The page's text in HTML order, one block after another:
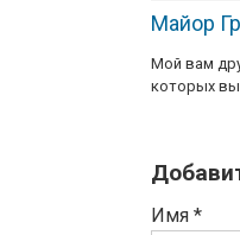
Майор
Мой вам
которых
Имя *